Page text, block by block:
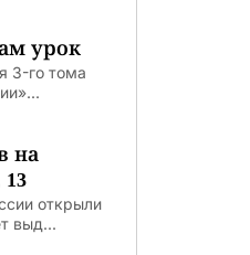
урок
3-го тома
на
открыли
выд...